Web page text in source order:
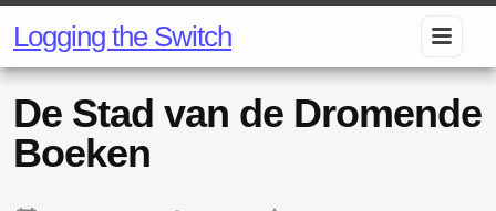
Logging the Switch
De Stad van de Dromende
Boeken